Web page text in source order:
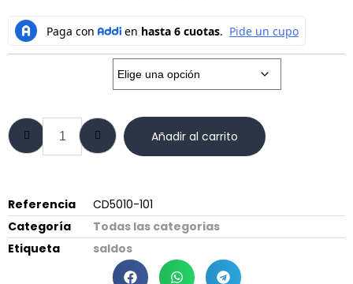
Añadir al carrito
Referencia
CD5010-101
Categoría
Todas las categorias
Etiqueta
saldos